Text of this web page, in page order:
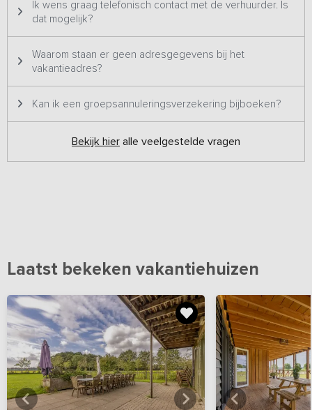
platform. Het betreft hetzelfde vakantieadres met dezelfde foto's
Ik wens graag telefonisch contact met de verhuurder. Is
dat mogelijk?
Waarom staan er geen adresgegevens bij het
vakantieadres?
Kan ik een groepsannuleringsverzekering bijboeken?
Bekijk hier alle veelgestelde vragen
Laatst bekeken vakantiehuizen